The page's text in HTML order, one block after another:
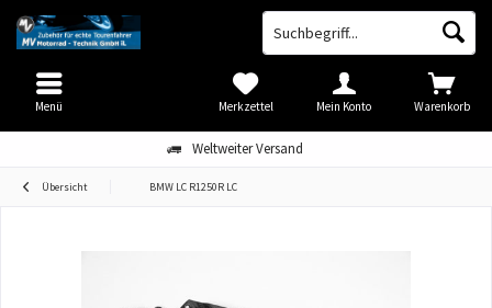
Weltweiter Versand
Warenkorb
Merkzettel Mein Konto
Menü
Übersicht BMW LC R1250R LC